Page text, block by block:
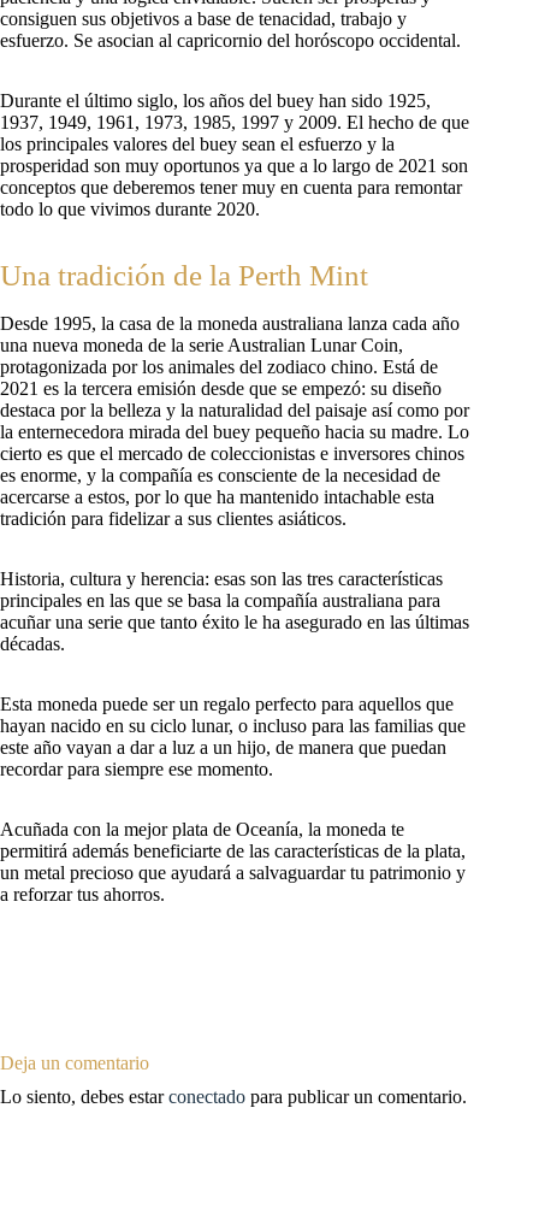
consiguen sus objetivos a base de tenacidad, trabajo y
esfuerzo. Se asocian al capricornio del horóscopo occidental.
Durante el último siglo, los años del buey han sido 1925,
1937, 1949, 1961, 1973, 1985, 1997 y 2009. El hecho de que
los principales valores del buey sean el esfuerzo y la
prosperidad son muy oportunos ya que a lo largo de 2021 son
conceptos que deberemos tener muy en cuenta para remontar
todo lo que vivimos durante 2020.
Una tradición de la Perth Mint
Desde 1995, la casa de la moneda australiana lanza cada año
una nueva moneda de la serie Australian Lunar Coin,
protagonizada por los animales del zodiaco chino. Está de
2021 es la tercera emisión desde que se empezó: su diseño
destaca por la belleza y la naturalidad del paisaje así como por
la enternecedora mirada del buey pequeño hacia su madre. Lo
cierto es que el mercado de coleccionistas e inversores chinos
es enorme, y la compañía es consciente de la necesidad de
acercarse a estos, por lo que ha mantenido intachable esta
tradición para fidelizar a sus clientes asiáticos.
Historia, cultura y herencia: esas son las tres características
principales en las que se basa la compañía australiana para
acuñar una serie que tanto éxito le ha asegurado en las últimas
décadas.
Esta moneda puede ser un regalo perfecto para aquellos que
hayan nacido en su ciclo lunar, o incluso para las familias que
este año vayan a dar a luz a un hijo, de manera que puedan
recordar para siempre ese momento.
Acuñada con la mejor plata de Oceanía, la moneda te
permitirá además beneficiarte de las características de la plata,
un metal precioso que ayudará a salvaguardar tu patrimonio y
a reforzar tus ahorros.
Deja un comentario
Lo siento, debes estarconectado para publicar un comentario.